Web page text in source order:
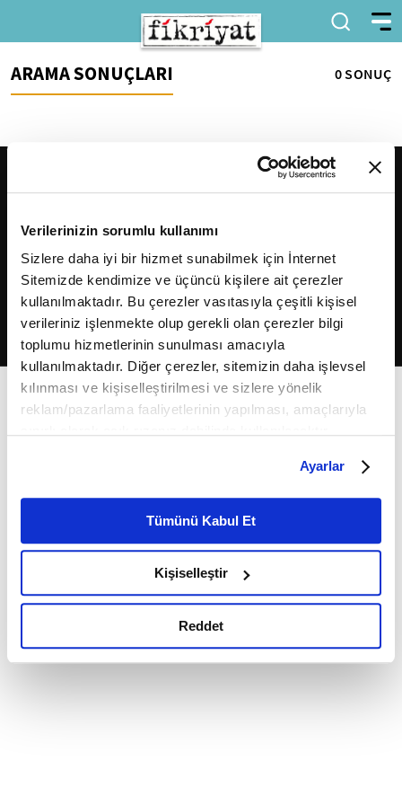
Verilerinizin sorumlu kullanımı
Sizlere daha iyi bir hizmet sunabilmek için İnternet
Sitemizde kendimize ve üçüncü kişilere ait çerezler
kullanılmaktadır. Bu çerezler vasıtasıyla çeşitli kişisel
verileriniz işlenmekte olup gerekli olan çerezler bilgi
toplumu hizmetlerinin sunulması amacıyla
kullanılmaktadır. Diğer çerezler, sitemizin daha işlevsel
kılınması ve kişiselleştirilmesi ve sizlere yönelik
reklam/pazarlama faaliyetlerinin yapılması, amaçlarıyla
belirleyebilirsiniz. Çerezlere ilişkin detaylı bilgi için
Ayarlar butonuna tıklayabilir,Çerez Bilgilendirme
Metnimizi ziyaret edebilirsiniz.
6698 sayılı Kişisel Verilerin Korunması Kanunu uyarınca
okumak ve sitemizi ziyaretiniz kapsamında
gerçekleştirilen veri işleme faaliyetleri ile ilgili daha
detaylı bilgi almak için lütfentıklayınız.
Ayarlar
Tümünü Kabul Et
Kişiselleştir
Reddet
ARAMA SONUÇLARI 0 SONUÇ
2026Fikriyat. Tüm hakları saklıdır.